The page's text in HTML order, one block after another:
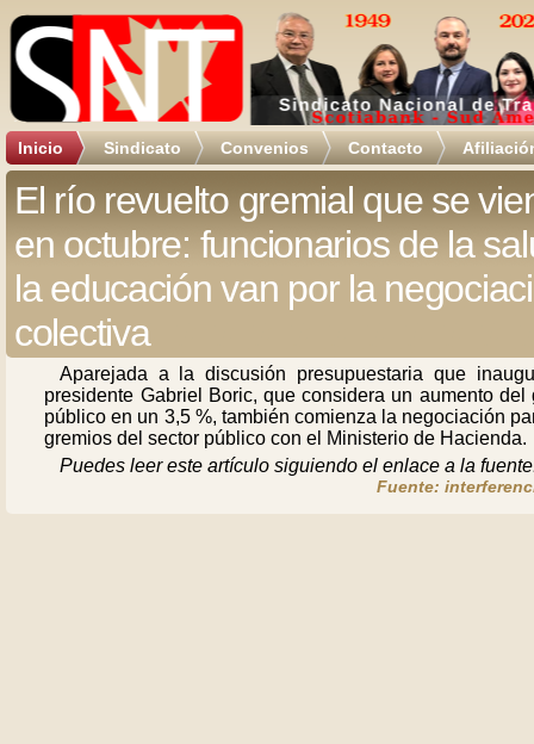
Inicio Sindicato Convenios Contacto
El río revuelto gremial que se
en octubre: funcionarios de la
la educación van por la
colectiva
Aparejada a la discusión presupuestaria que
presidente Gabriel Boric, que considera un aumento del
público en un 3,5 %, también comienza la negociación
gremios del sector público con el Ministerio de Hacienda.
Puedes leer este artículo siguiendo el enlace a la
Fuente: